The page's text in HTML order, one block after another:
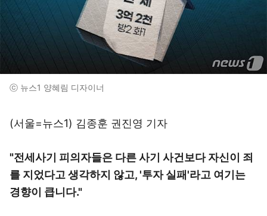
ⓒ 뉴스1 양혜림 디자이너
(서울=뉴스1) 김종훈 권진영 기자
"전세사기 피의자들은 다른 사기 사건보다 자신이 죄
를 지었다고 생각하지 않고, '투자 실패'라고 여기는
경향이 큽니다."